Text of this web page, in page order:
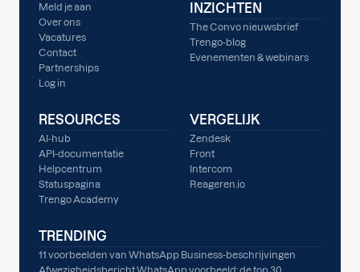
Meld je aan
Over ons
Vacatures
Contact
Partnerships
Log in
INZICHTEN
The Convo nieuwsbrief
Trengo-blog
Evenementen & webinars
RESOURCES
AI-hub
API-documentatie
Helpcentrum
Statuspagina
Trengo Academy
VERGELIJK
Zendesk
Front
Intercom
Reageren.io
TRENDING
11 voorbeelden van WhatsApp Business-beschrijvingen